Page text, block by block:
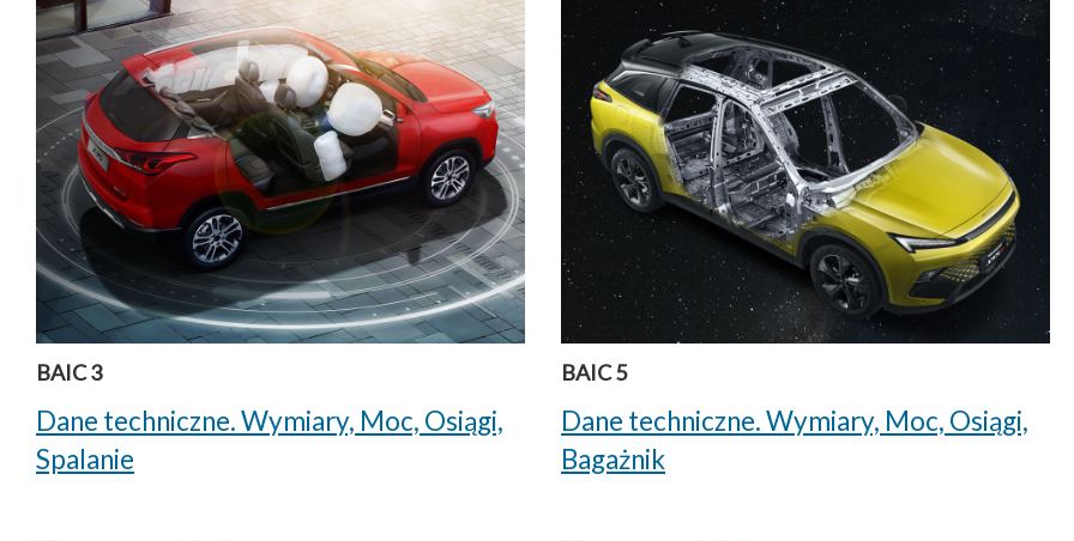
BAIC 3
Dane techniczne. Wymiary, Moc, Osiągi,
Spalanie
BAIC 5
Dane techniczne. Wymiary, Moc, Osiągi,
Bagażnik